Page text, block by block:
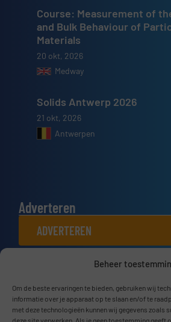
Beheer
Om de beste ervaringen te bieden, gebruiken wij
informatie over je apparaat op te slaan en/of te
met deze technologieën kunnen wij gegevens zoals
deze site verwerken. Als je geen toestemming geeft
Course: Measurement of
and Bulk Behaviour of
Materials
20 okt, 2026
Medway
Solids Antwerp 2026
21 okt, 2026
Antwerpen
Adverteren
ADVERTEREN
Connect met ons
LINKEDIN